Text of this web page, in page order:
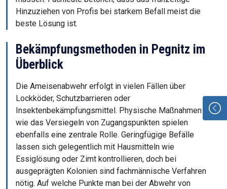
Hinzuziehen von Profis bei starkem Befall meist die
beste Lösung ist.
Bekämpfungsmethoden in Pegnitz im
Überblick
Die Ameisenabwehr erfolgt in vielen Fällen über
Lockköder, Schutzbarrieren oder
Insektenbekämpfungsmittel. Physische Maßnahmen
wie das Versiegeln von Zugangspunkten spielen
ebenfalls eine zentrale Rolle. Geringfügige Befälle
lassen sich gelegentlich mit Hausmitteln wie
Essiglösung oder Zimt kontrollieren, doch bei
ausgeprägten Kolonien sind fachmännische Verfahren
nötig. Auf welche Punkte man bei der Abwehr von